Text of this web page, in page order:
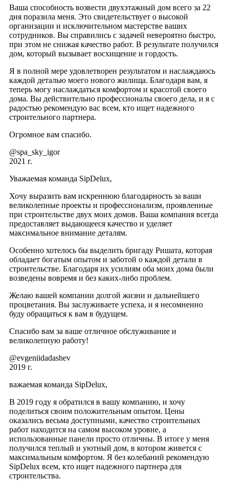
Ваша способность возвести двухэтажный дом всего за 22
дня поразила меня. Это свидетельствует о высокой
организации и исключительном мастерстве ваших
сотрудников. Вы справились с задачей невероятно быстро,
при этом не снижая качество работ. В результате получился
дом, который вызывает восхищение и гордость.
Я в полной мере удовлетворен результатом и наслаждаюсь
каждой деталью моего нового жилища. Благодаря вам, я
теперь могу наслаждаться комфортом и красотой своего
дома. Вы действительно профессионалы своего дела, и я с
радостью рекомендую вас всем, кто ищет надежного
строительного партнера.
Огромное вам спасибо.
@spa_sky_igor
2021 г.
Уважаемая команда SipDelux,
Хочу выразить вам искреннюю благодарность за ваши
великолепные проекты и профессионализм, проявленные
при строительстве двух моих домов. Ваша компания всегда
предоставляет выдающееся качество и уделяет
максимальное внимание деталям.
Особенно хотелось бы выделить бригаду Ришата, которая
обладает богатым опытом и заботой о каждой детали в
строительстве. Благодаря их усилиям оба моих дома были
возведены вовремя и без каких-либо проблем.
Желаю вашей компании долгой жизни и дальнейшего
процветания. Вы заслуживаете успеха, и я несомненно
буду обращаться к вам в будущем.
Спасибо вам за ваше отличное обслуживание и
великолепную работу!
@evgeniidadashev
2019 г.
важаемая команда SipDelux,
В 2019 году я обратился в вашу компанию, и хочу
поделиться своим положительным опытом. Цены
оказались весьма доступными, качество строительных
работ находится на самом высоком уровне, а
использованные панели просто отличны. В итоге у меня
получился теплый и уютный дом, в котором живется с
максимальным комфортом. Я без колебаний рекомендую
SipDelux всем, кто ищет надежного партнера для
строительства.